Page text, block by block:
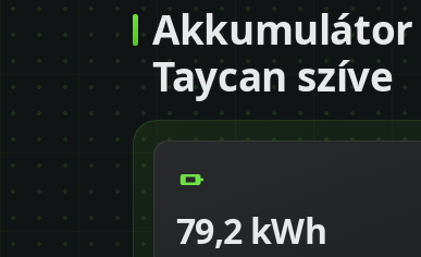
Akkumulátor
Taycan szíve
79,2 kWh